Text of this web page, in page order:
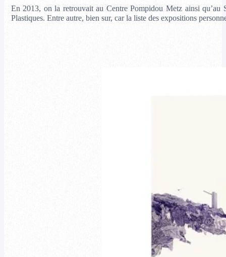
En 2013, on la retrouvait au Centre Pompidou Metz ainsi
Plastiques. Entre autre, bien sur, car la liste des expositions